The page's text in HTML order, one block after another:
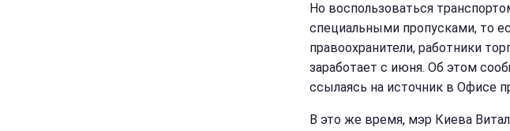
Но воспользоваться
специальными пропусками, то
правоохранители, работники
заработает с июня. Об этом
ссылаясь на источник в Офисе
В это же время, мэр Киева